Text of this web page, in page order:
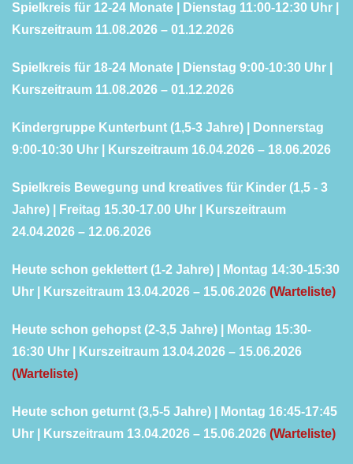
Spielkreis für 12-24 Monate | Dienstag 11:00-12:30 Uhr |
Kurszeitraum 11.08.2026 – 01.12.2026
Spielkreis für 18-24 Monate | Dienstag 9:00-10:30 Uhr |
Kurszeitraum 11.08.2026 – 01.12.2026
Kindergruppe Kunterbunt (1,5-3 Jahre) | Donnerstag
9:00-10:30 Uhr | Kurszeitraum 16.04.2026 – 18.06.2026
Spielkreis Bewegung und kreatives für Kinder (1,5 - 3
Jahre) | Freitag 15.30-17.00 Uhr | Kurszeitraum
24.04.2026 – 12.06.2026
Heute schon geklettert (1-2 Jahre) | Montag 14:30-15:30
Uhr | Kurszeitraum 13.04.2026 – 15.06.2026 (Warteliste)
Heute schon gehopst (2-3,5 Jahre) | Montag 15:30-
16:30 Uhr | Kurszeitraum 13.04.2026 – 15.06.2026
(Warteliste)
Heute schon geturnt (3,5-5 Jahre) | Montag 16:45-17:45
Uhr | Kurszeitraum 13.04.2026 – 15.06.2026 (Warteliste)